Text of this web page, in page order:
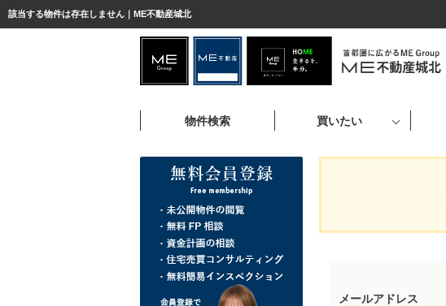
該当する物件は存在しません｜ME不動産城北
物件検索 買いたい
メールアドレス